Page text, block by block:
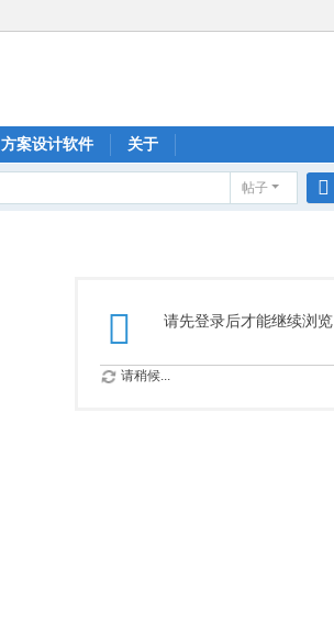
方案设计软件 关于
帖子
请先登录后才能继续浏览
请稍候...